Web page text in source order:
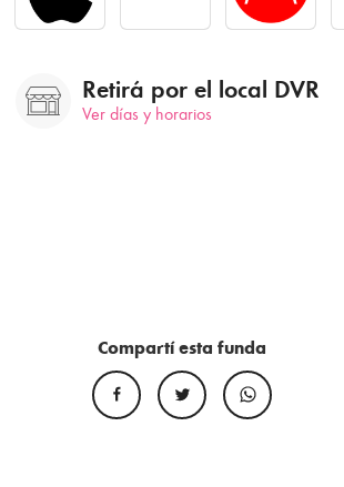
Retirá por el local DVR
Ver días y horarios
Compartí esta funda